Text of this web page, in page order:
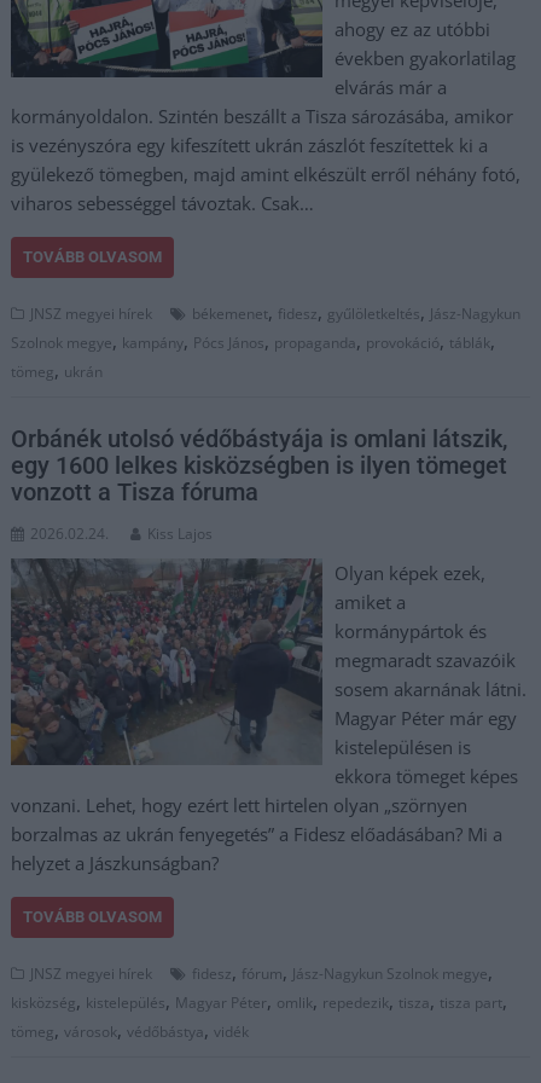
ahogy ez az utóbbi
években gyakorlatilag
elvárás már a
kormányoldalon. Szintén beszállt a Tisza sározásába, amikor
is vezényszóra egy kifeszített ukrán zászlót feszítettek ki a
gyülekező tömegben, majd amint elkészült erről néhány fotó,
viharos sebességgel távoztak. Csak…
TOVÁBB OLVASOM
JNSZ megyei hírek békemenet, fidesz, gyűlöletkeltés, Jász-Nagykun
Szolnok megye, kampány, Pócs János, propaganda, provokáció, táblák,
tömeg, ukrán
Orbánék utolsó védőbástyája is omlani látszik,
egy 1600 lelkes kisközségben is ilyen tömeget
vonzott a Tisza fóruma
2026.02.24. Kiss Lajos
Olyan képek ezek,
amiket a
kormánypártok és
megmaradt szavazóik
sosem akarnának látni.
Magyar Péter már egy
kistelepülésen is
ekkora tömeget képes
vonzani. Lehet, hogy ezért lett hirtelen olyan „szörnyen
borzalmas az ukrán fenyegetés” a Fidesz előadásában? Mi a
helyzet a Jászkunságban?
TOVÁBB OLVASOM
JNSZ megyei hírek fidesz, fórum, Jász-Nagykun Szolnok megye,
kisközség, kistelepülés, Magyar Péter, omlik, repedezik, tisza, tisza part,
tömeg,városok,védőbástya,vidék